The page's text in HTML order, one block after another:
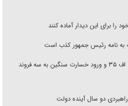
را برای این دیدار آماده کنند
به نامه رئیس جمهور کذب است
انهدام کامل سه فروند هواپیمای اف ۳۵ و ورود خسارت سنگین به سه فروند
دو سال آینده دولت